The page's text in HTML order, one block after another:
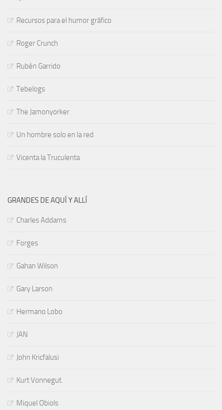
Recursos para el humor gráfico
Roger Crunch
Rubén Garrido
Tebelogs
The Jamonyorker
Un hombre solo en la red
Vicenta la Truculenta
GRANDES DE AQUÍ Y ALLÍ
Charles Addams
Forges
Gahan Wilson
Gary Larson
Hermano Lobo
JAN
John Kricfalusi
Kurt Vonnegut
Miquel Obiols